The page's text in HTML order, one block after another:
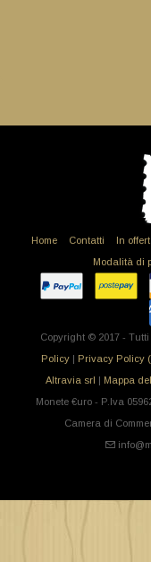
Home Contatti In
Modalità di
Copyright © 2017 -
Policy | Privacy Policy
Altravia srl | Mappa
Monete €uro - P.Iva
Camera di